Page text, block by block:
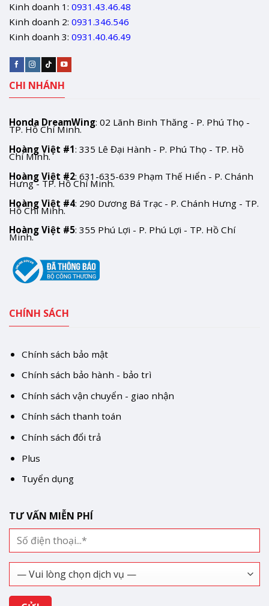
Kinh doanh 1: 0931.43.46.48
Kinh doanh 2: 0931.346.546
Kinh doanh 3: 0931.40.46.49
CHI NHÁNH
Honda DreamWing: 02 Lãnh Binh Thăng - P. Phú Thọ -
TP. Hồ Chí Minh.
Hoàng Việt #1: 335 Lê Đại Hành - P. Phú Thọ - TP. Hồ
Chí Minh.
Hoàng Việt #2: 631-635-639 Phạm Thế Hiển - P. Chánh
Hưng - TP. Hồ Chí Minh.
Hoàng Việt #4: 290 Dương Bá Trạc - P. Chánh Hưng - TP.
Hồ Chí Minh.
Hoàng Việt #5: 355 Phú Lợi - P. Phú Lợi - TP. Hồ Chí
Minh.
CHÍNH SÁCH
Chính sách bảo mật
Chính sách bảo hành - bảo trì
Chính sách vận chuyển - giao nhận
Chính sách thanh toán
Chính sách đổi trả
Plus
Tuyển dụng
TƯ VẤN MIỄN PHÍ